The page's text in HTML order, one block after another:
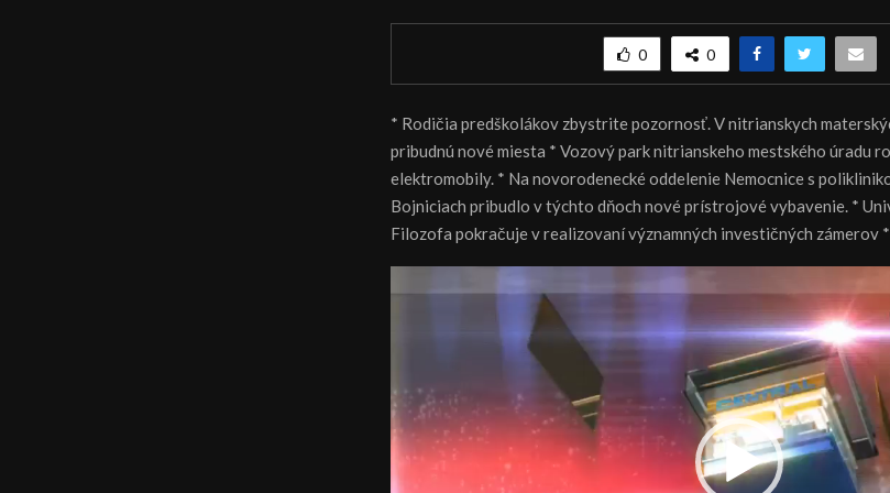
0 0
* Rodičia predškolákov zbystrite pozornosť. V nitrianskych
pribudnú nové miesta * Vozový park nitrianskeho mestského úradu
elektromobily. * Na novorodenecké oddelenie Nemocnice s
Bojniciach pribudlo v týchto dňoch nové prístrojové vybavenie. *
Filozofa pokračuje v realizovaní významných investičných zámerov *
o
p
r